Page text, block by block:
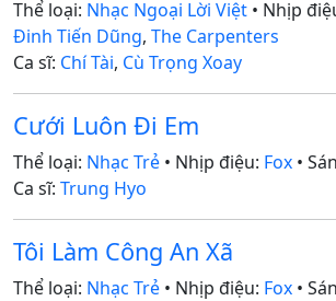
Thể loại: Nhạc Ngoại Lời Việt • Nhịp
Đinh Tiến Dũng, The Carpenters
Ca sĩ: Chí Tài, Cù Trọng Xoay
Cưới Luôn Đi Em
Thể loại: Nhạc Trẻ • Nhịp điệu: Fox •
Ca sĩ: Trung Hyo
Tôi Làm Công An Xã
Thể loại: Nhạc Trẻ • Nhịp điệu: Fox •